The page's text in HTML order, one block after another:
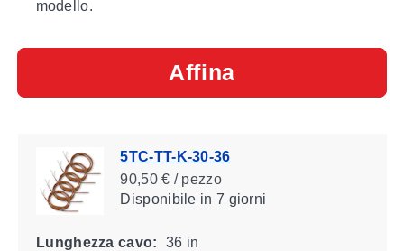
modello.
Affina
5TC-TT-K-30-36
90,50 € / pezzo
Disponibile in 7 giorni
Lunghezza cavo: 36 in